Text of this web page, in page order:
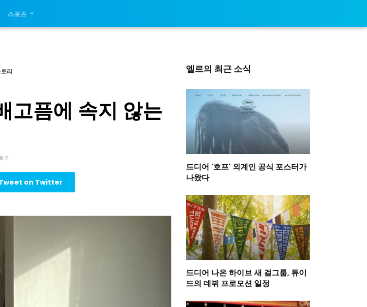
스포츠
리
고픔에 속지 않는
르
on Twitter
엘르의 최근 소식
드디어 '호프' 외계인 공식 포스터가
나왔다
드디어 나온 하이브 새 걸그룹, 튜이
드의 데뷔 프로모션 일정